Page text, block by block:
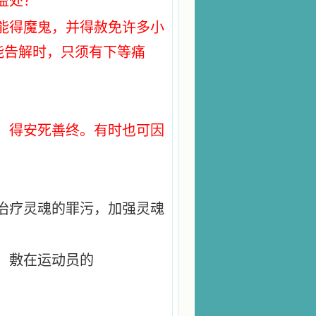
得魔鬼，并得赦免许多小
解时，只须有下等痛
得安死善终。有时也可因
疗灵魂的罪污，加强灵魂
敷在运动员的